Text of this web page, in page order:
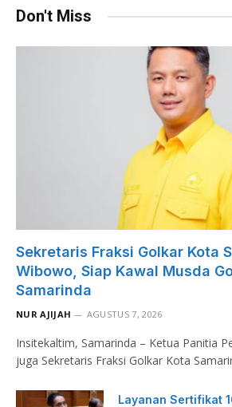
Don't Miss
Sekretaris Fraksi Golkar Kota
Wibowo, Siap Kawal Musda
Samarinda
NUR AJIJAH AGUSTUS 7, 2026
Insitekaltim, Samarinda – Ketua Panitia
juga Sekretaris Fraksi Golkar Kota
Layanan Sertifikat